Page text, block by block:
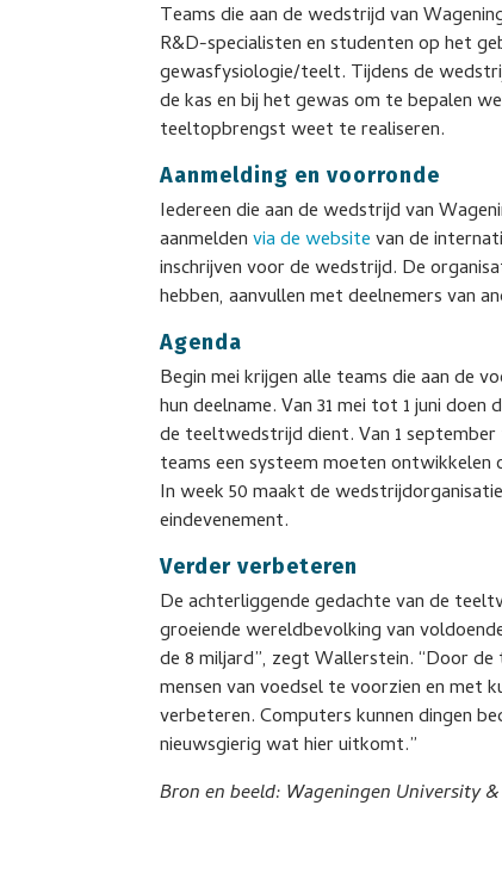
Teams die aan de wedstrijd van
R&D-specialisten en studenten op het
gewasfysiologie/teelt. Tijdens de
de kas en bij het gewas om te bepalen
teeltopbrengst weet te realiseren.
Aanmelding en voorronde
Iedereen die aan de wedstrijd van
aanmeldenvia de websitevan de
inschrijven voor de wedstrijd. De
hebben, aanvullen met deelnemers van
Agenda
Begin mei krijgen alle teams die aan de
hun deelname. Van 31 mei tot 1 juni
de teeltwedstrijd dient. Van 1
teams een systeem moeten
In week 50 maakt de
eindevenement.
Verder verbeteren
De achterliggende gedachte van de
groeiende wereldbevolking van
de 8 miljard”, zegt Wallerstein. “Door
mensen van voedsel te voorzien en met
verbeteren. Computers kunnen dingen
nieuwsgierig wat hier uitkomt.”
Bron en beeld: Wageningen University &